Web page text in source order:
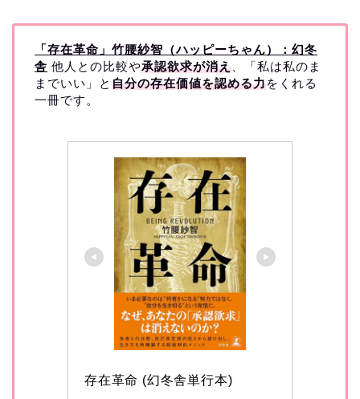
「存在革命」竹腰紗智（ハッピーちゃん）：幻冬
舎 他人との比較や承認欲求が消え 、「私は私のま
までいい」と 自分の存在価値を認める力をくれる
一冊です。
存在革命 (幻冬舎単行本)